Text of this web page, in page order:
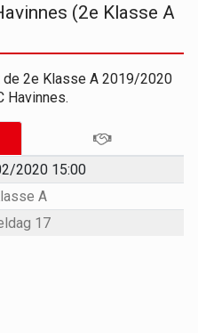
(2e Klasse A
2e Klasse A 2019/2020
Havinnes.
2020 15:00
A
17